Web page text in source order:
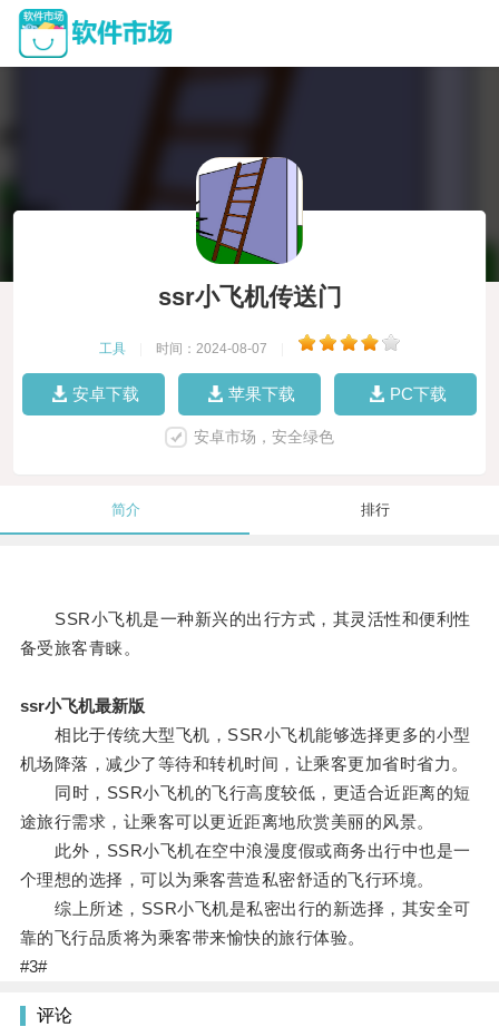
ssr小飞机传送门
工具 时间：2024-08-07
安卓下载 苹果下载 PC下载
安卓市场，安全绿色
简介 排行
SSR小飞机是一种新兴的出行方式，其灵活性和便利性
备受旅客青睐。
ssr小飞机最新版
相比于传统大型飞机，SSR小飞机能够选择更多的小型
机场降落，减少了等待和转机时间，让乘客更加省时省力。
同时，SSR小飞机的飞行高度较低，更适合近距离的短
途旅行需求，让乘客可以更近距离地欣赏美丽的风景。
此外，SSR小飞机在空中浪漫度假或商务出行中也是一
个理想的选择，可以为乘客营造私密舒适的飞行环境。
综上所述，SSR小飞机是私密出行的新选择，其安全可
靠的飞行品质将为乘客带来愉快的旅行体验。
#3#
评论